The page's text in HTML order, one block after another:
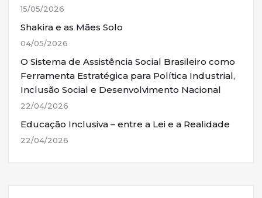
15/05/2026
Shakira e as Mães Solo
04/05/2026
O Sistema de Assistência Social Brasileiro como
Ferramenta Estratégica para Política Industrial,
Inclusão Social e Desenvolvimento Nacional
22/04/2026
Educação Inclusiva – entre a Lei e a Realidade
22/04/2026